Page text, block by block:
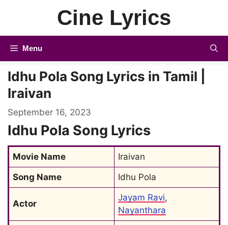
Cine Lyrics
Menu
Idhu Pola Song Lyrics in Tamil |
Iraivan
September 16, 2023
Idhu Pola Song Lyrics
Movie Name
Iraivan
Song Name
Idhu Pola
Actor
Jayam Ravi
Nayanthara